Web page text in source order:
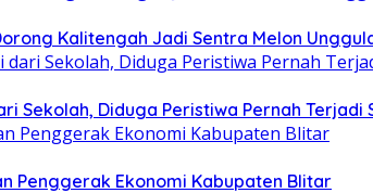
Kalitengah Jadi Sentra Melon
Sekolah, Diduga Peristiwa Pernah Terjadi
Penggerak Ekonomi Kabupaten Blitar